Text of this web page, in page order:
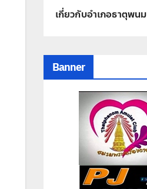
เกี่ยวกับอำเภอธาตุพนม
Banner